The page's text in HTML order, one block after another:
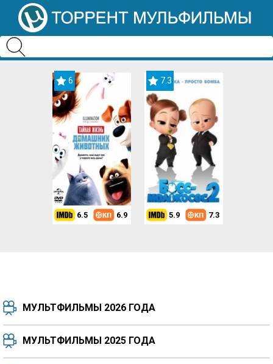
6
6.5 6.9
7.3
5.9 7.3
МУЛЬТФИЛЬМЫ 2026 ГОДА
МУЛЬТФИЛЬМЫ 2025 ГОДА